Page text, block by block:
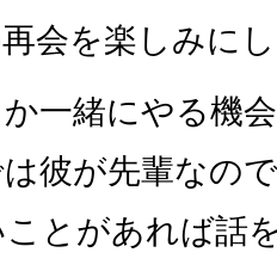
会を楽しみに
か一緒にやる機
彼が先輩なの
ことがあれば話